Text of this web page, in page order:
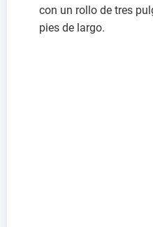
con un rollo de tres
pies de largo.